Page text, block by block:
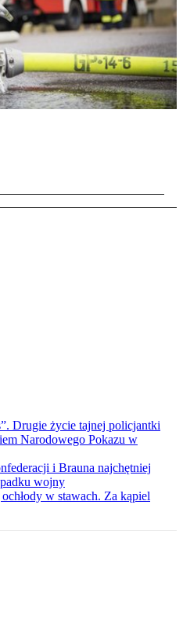
Drugie życie tajnej policjantki
Narodowego Pokazu w
i Brauna najchętniej
wojny
w stawach. Za kąpiel